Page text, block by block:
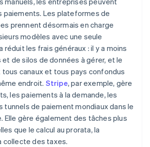
paiements. Les plateformes de
prennent désormais en charge
modèles avec une seule
réduit les frais généraux : il y a moins
de silos de données à gérer, et le
canaux et tous pays confondus
endroit. Stripe, par exemple, gère
les paiements à la demande, les
tunnels de paiement mondiaux dans le
Elle gère également des tâches plus
que le calcul au prorata, la
collecte des taxes.